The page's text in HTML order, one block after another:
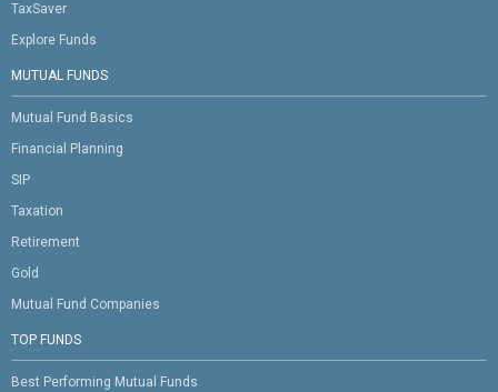
TaxSaver
Explore Funds
MUTUAL FUNDS
Mutual Fund Basics
Financial Planning
SIP
Taxation
Retirement
Gold
Mutual Fund Companies
TOP FUNDS
Best Performing Mutual Funds